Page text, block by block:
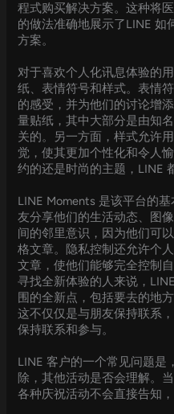
程式购买解决方案。这种将
的做法准确地展示了LINE 如
方案。
对于喜欢个人化讯息体验的
纸、表情符号和样式。表情
的感受，并为他们的讨论增
量贴纸，其中大部分是由知
关的。另一方面，样式允许
觉，使其更加个性化和令人
约的还是时尚的主题，LINE
LINE Moments 是该平台的
友分享他们的生活动态、图
间的邻里意识，因为他们可
格文章。隐私控制还允许个
文章，使他们能够完全控制
寻找全新体验的人来说，
围的全新点，包括要去的地
这不仅仅是与朋友保持联系
保持联系和参与。
LINE 客户的一个常见问题是
除，其他活动是否会理解。
各种庆祝活动不会直接告知